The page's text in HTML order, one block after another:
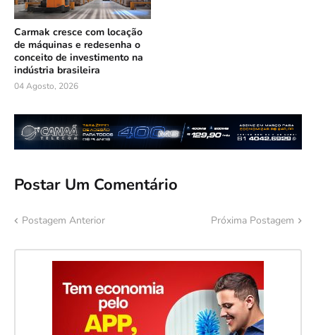
Carmak cresce com locação
de máquinas e redesenha o
conceito de investimento na
indústria brasileira
04 Agosto, 2026
Postar Um Comentário
Postagem Anterior Próxima Postagem